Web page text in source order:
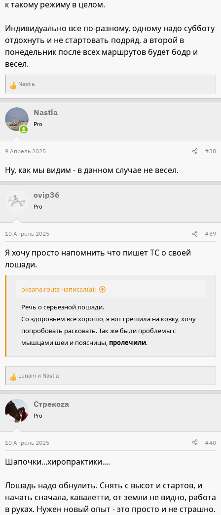
к такому режиму в целом.
Индивидуально все по-разному, одному надо субботу
отдохнуть и не стартовать подряд, а второй в
понедельник после всех маршрутов будет бодр и
весел.
Р
е
а
к
и
и
:
Nastia
Nastia
Pro
9 Апрель 2025 #38
Ну, как мы видим - в данном случае не весел.
ovip36
Pro
10 Апрель 2025 #39
Я хочу просто напомнить что пишет ТС о своей
лошади.
oksana.routs написал(а):
Речь о серьезной лошади.
Со здоровьем все хорошо, я вот грешила на ковку, хочу
попробовать расковать. Так же были проблемы с
мышцами шеи и поясницы, пролечили.
Р
е
а
к
и
и
:
Lunam и Nastia
Стрекоza
Pro
10 Апрель 2025 #40
Шапочки...хиропрактики....
Лошадь надо обнулить. Снять с высот и стартов, и
начать сначала, кавалетти, от земли не видно, работа
в руках. Нужен новый опыт - это просто и не страшно.